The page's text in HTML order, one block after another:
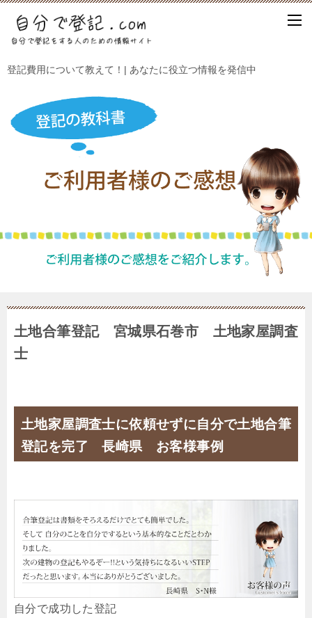
登記費用について教えて！| あなたに役立つ情報を発信中
土地合筆登記 宮城県石巻市 土地家屋調査
士
土地家屋調査士に依頼せずに自分で土地合筆
登記を完了 長崎県 お客様事例
自分で成功した登記